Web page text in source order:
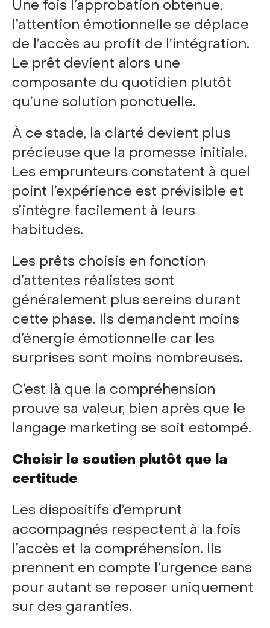
Une fois l’approbation obtenue,
l’attention émotionnelle se déplace
de l’accès au profit de l’intégration.
Le prêt devient alors une
composante du quotidien plutôt
qu’une solution ponctuelle.
À ce stade, la clarté devient plus
précieuse que la promesse initiale.
Les emprunteurs constatent à quel
point l’expérience est prévisible et
s’intègre facilement à leurs
habitudes.
Les prêts choisis en fonction
d’attentes réalistes sont
généralement plus sereins durant
cette phase. Ils demandent moins
d’énergie émotionnelle car les
surprises sont moins nombreuses.
C’est là que la compréhension
prouve sa valeur, bien après que le
langage marketing se soit estompé.
Choisir le soutien plutôt que la
certitude
Les dispositifs d’emprunt
accompagnés respectent à la fois
l’accès et la compréhension. Ils
prennent en compte l’urgence sans
pour autant se reposer uniquement
sur des garanties.